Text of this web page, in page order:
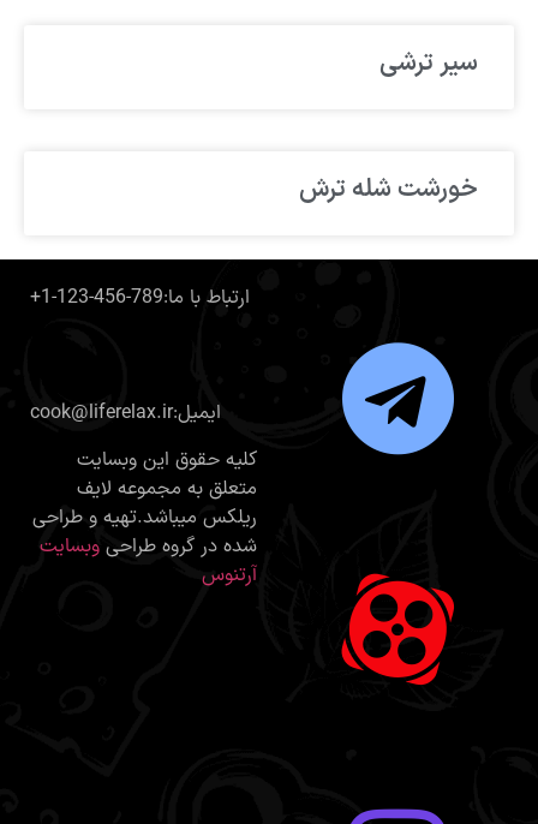
سیر ترشی
خورشت شله ترش
+1-123-456-789:ارتباط با ما
cook@liferelax.ir:ایمیل
کلیه حقوق این وبسایت
متعلق به مجموعه لایف
ریلکس میباشد.تهیه و طراحی
شده در گروه طراحی وبسایت
آرتنوس